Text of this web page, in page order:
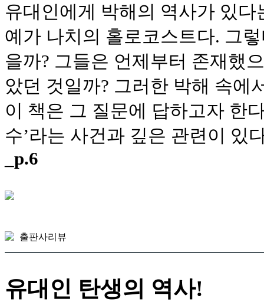
유대인에게 박해의 역사가 있
예가 나치의 홀로코스트다. 그
을까? 그들은 언제부터 존재했
았던 것일까? 그러한 박해 속에
이 책은 그 질문에 답하고자 한
수’라는 사건과 깊은 관련이 있
_p.6
출판사리뷰
유대인 탄생의 역사!